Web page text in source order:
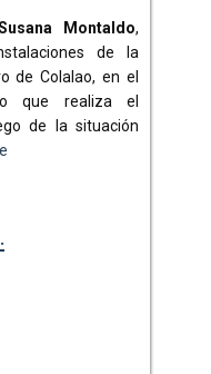
Montaldo,
de la
de Colalao, en el
que realiza el
de la situación